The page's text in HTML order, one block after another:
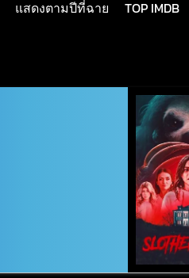
แสดงตามปีที่ฉาย TOP IMDB